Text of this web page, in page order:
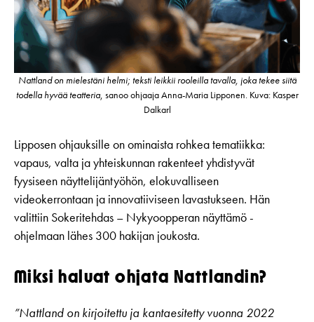
Nattland on mielestäni helmi; teksti leikkii rooleilla tavalla, joka tekee siitä
todella hyvää teatteria, sanoo ohjaaja Anna-Maria Lipponen. Kuva: Kasper
Dalkarl
Lipposen ohjauksille on ominaista rohkea tematiikka:
vapaus, valta ja yhteiskunnan rakenteet yhdistyvät
fyysiseen näyttelijäntyöhön, elokuvalliseen
videokerrontaan ja innovatiiviseen lavastukseen. Hän
valittiin Sokeritehdas – Nykyoopperan näyttämö -
ohjelmaan lähes 300 hakijan joukosta.
Miksi haluat ohjata Nattlandin?
”Nattland on kirjoitettu ja kantaesitetty vuonna 2022